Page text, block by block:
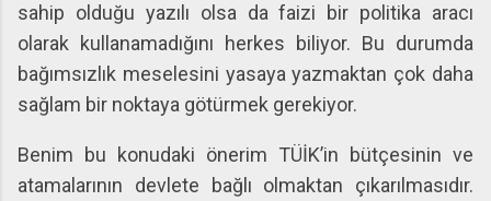
sahip olduğu yazılı olsa da faizi bir politika aracı
olarak kullanamadığını herkes biliyor. Bu durumda
bağımsızlık meselesini yasaya yazmaktan çok daha
sağlam bir noktaya götürmek gerekiyor.
Benim bu konudaki önerim TÜİK’in bütçesinin ve
atamalarının devlete bağlı olmaktan çıkarılmasıdır.